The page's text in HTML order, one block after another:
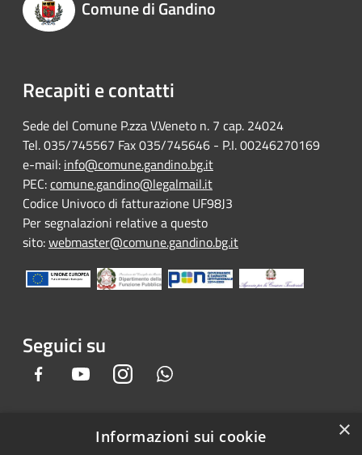
Comune di Gandino
Recapiti e contatti
Sede del Comune P.zza V.Veneto n. 7 cap. 24024
Tel. 035/745567 Fax 035/745646 - P.I. 00246270169
e-mail: info@comune.gandino.bg.it
PEC:comune.gandino@legalmail.it
Codice Univoco di fatturazione UF98J3
Per segnalazioni relative a questo
sito:webmaster@comune.gandino.bg.it
Seguici su
Facebook YoutubeInstagram
×
Informazioni sui cookie